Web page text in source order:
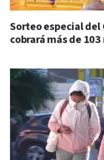
Sorteo especial
cobrará más de